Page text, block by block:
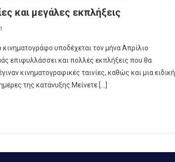
και μεγάλες εκπλήξεις
On
Στο
ERTFLIX
Με
Νέες
κινηματογράφο υποδέχεται τον μήνα Απρίλιο
επιφυλλάσσει και πολλές εκπλήξεις που θα
κινηματογραφικές ταινίες, καθώς και μια ειδική
της κατάνυξης.Μείνετε […]